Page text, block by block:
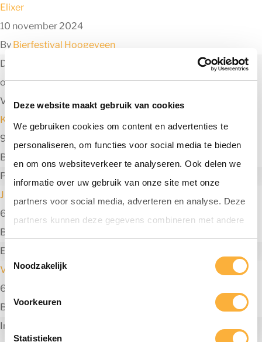
Deze website maakt gebruik van cookies
We gebruiken cookies om content en advertenties te
personaliseren, om functies voor social media te bieden
en om ons websiteverkeer te analyseren. Ook delen we
informatie over uw gebruik van onze site met onze
partners voor social media, adverteren en analyse. Deze
partners kunnen deze gegevens combineren met andere
informatie die u aan ze heeft verstrekt of die ze hebben
verzameld op basis van uw gebruik van hun services.
T
o
e
s
t
Noodzakelijk
Voorkeuren
Statistieken
Elixer
10 november 2024
By Bierfestival Hoogeveen
Diepe tonen van geroosterde mout, koffie en drop
ondersteund door nuances van vijgen, rozijnen en laurier.
Verwarmend door Boomsma Beerenburg
Koudvuur Remastered
9 november 2024
By
Porter met op beukenhout en turf gerookte gerstemout
Jigsaw Falling Into Place
6 november 2024
By
Een vloeibaar toetje gebaseerd op Creme Brullee
V for Vanilla
6 november 2024
By
Bierfestival Hoogeveen
Imperial stout met diepe tonen van vanille, chocolade en